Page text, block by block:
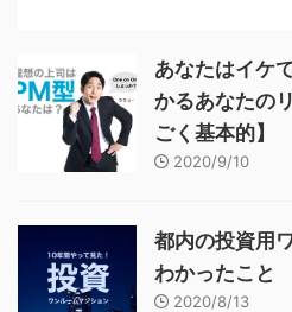
あなたはイケ
かるあなたの
ごく基本的】
2020/9/10
都内の投資用
わかったこと
2020/8/13